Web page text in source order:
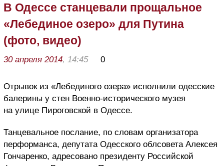
В Одессе станцевали прощальное
«Лебединое озеро» для Путина
(фото, видео)
30 апреля 2014, 14:45 0
Отрывок из «Лебединого озера» исполнили одесские
балерины у стен Военно-исторического музея
на улице Пироговской в Одессе.
Танцевальное послание, по словам организатора
перформанса, депутата Одесского облсовета Алексея
Гончаренко, адресовано президенту Российской